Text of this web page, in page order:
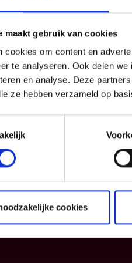
maakt gebruik van cookies
cookies om content en
te analyseren. Ook delen
en analyse. Deze
ze hebben verzameld op
cookies
KMO